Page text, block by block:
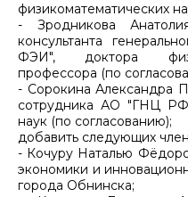
физикоматематических
- Зродникова
консультанта
ФЭИ", доктора
профессора (по
- Сорокина Александра
сотрудника АО "ГНЦ РФ
наук (по согласованию);
добавить следующих
- Кочуру Наталью
экономики и
города Обнинска;